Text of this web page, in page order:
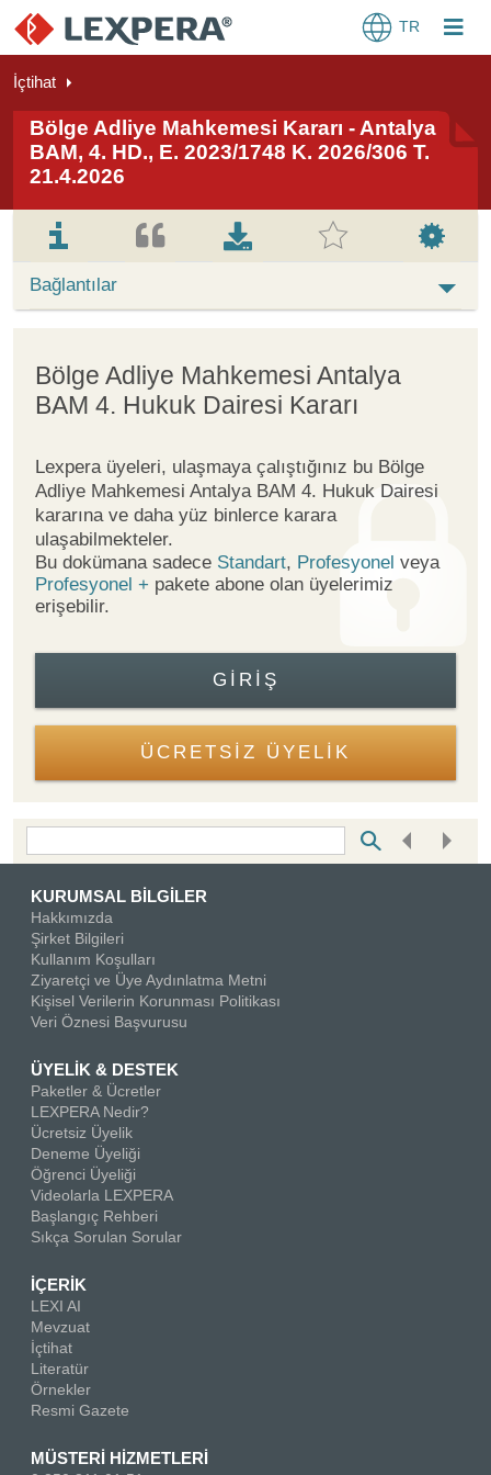
TR
İçtihat
Bölge Adliye Mahkemesi Kararı - Antalya
BAM, 4. HD., E. 2023/1748 K. 2026/306 T.
21.4.2026
Bağlantılar
Bölge Adliye Mahkemesi Antalya
BAM 4. Hukuk Dairesi Kararı
Lexpera üyeleri, ulaşmaya çalıştığınız bu Bölge
Adliye Mahkemesi Antalya BAM 4. Hukuk Dairesi
kararına ve daha yüz binlerce karara
ulaşabilmekteler.
Bu dokümana sadece Standart, Profesyonel veya
Profesyonel + pakete abone olan üyelerimiz
erişebilir.
GIRIŞ
ÜCRETSİZ ÜYELİK
KURUMSAL BİLGİLER
Hakkımızda
Şirket Bilgileri
Kullanım Koşulları
Ziyaretçi ve Üye Aydınlatma Metni
Kişisel Verilerin Korunması Politikası
Veri Öznesi Başvurusu
ÜYELİK & DESTEK
Paketler & Ücretler
LEXPERA Nedir?
Ücretsiz Üyelik
Deneme Üyeliği
Öğrenci Üyeliği
Videolarla LEXPERA
Başlangıç Rehberi
Sıkça Sorulan Sorular
İÇERİK
LEXI AI
Mevzuat
İçtihat
Literatür
Örnekler
Resmi Gazete
MÜSTERİ HİZMETLERİ